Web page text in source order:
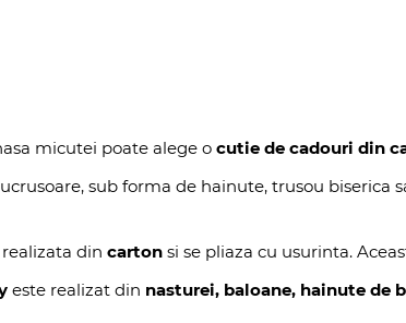
micutei poate alege o cutie de cadouri din
sub forma de hainute, trusou
din carton si se pliaza cu usurinta.
este realizat din nasturei, baloane, hainute de